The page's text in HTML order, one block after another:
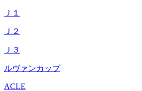
Ｊ１
Ｊ２
Ｊ３
ルヴァンカップ
ACLE